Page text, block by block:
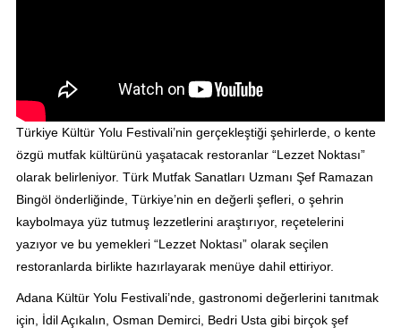
Türkiye Kültür Yolu Festivali’nin gerçekleştiği şehirlerde, o kente
özgü mutfak kültürünü yaşatacak restoranlar “Lezzet Noktası”
olarak belirleniyor. Türk Mutfak Sanatları Uzmanı Şef Ramazan
Bingöl önderliğinde, Türkiye’nin en değerli şefleri, o şehrin
kaybolmaya yüz tutmuş lezzetlerini araştırıyor, reçetelerini
yazıyor ve bu yemekleri “Lezzet Noktası” olarak seçilen
restoranlarda birlikte hazırlayarak menüye dahil ettiriyor.
Adana Kültür Yolu Festivali’nde, gastronomi değerlerini tanıtmak
için, İdil Açıkalın, Osman Demirci, Bedri Usta gibi birçok şef